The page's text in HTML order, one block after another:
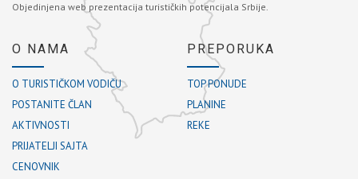
Objedinjena web prezentacija turističkih potencijala Srbije.
O NAMA
O TURISTIČKOM VODIČU
POSTANITE ČLAN
AKTIVNOSTI
PRIJATELJI SAJTA
CENOVNIK
PREPORUKA
TOP PONUDE
PLANINE
REKE